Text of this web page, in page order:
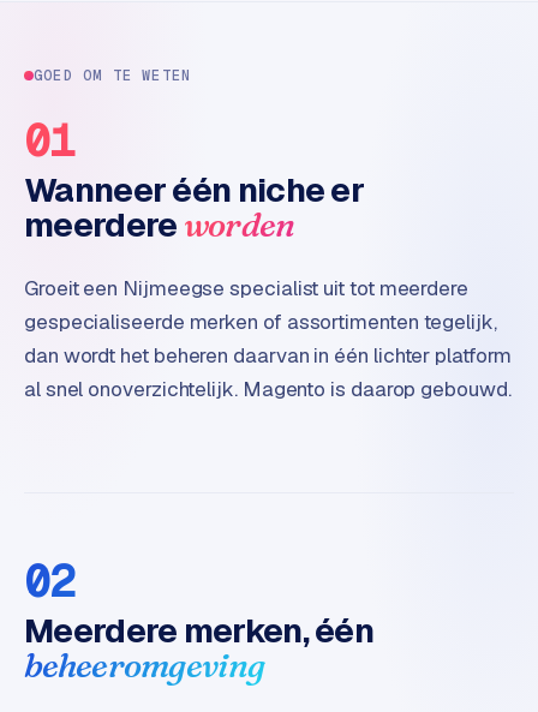
GOED OM TE WETEN
01
Wanneer één niche er
meerdere worden
Groeit een Nijmeegse specialist uit tot meerdere
gespecialiseerde merken of assortimenten tegelijk,
dan wordt het beheren daarvan in één lichter platform
al snel onoverzichtelijk. Magento is daarop gebouwd.
02
Meerdere merken, één
beheeromgeving